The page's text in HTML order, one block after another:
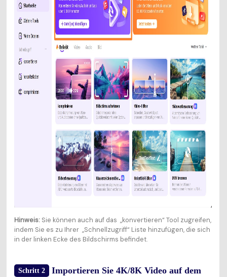
Hinweis:Sie können auch auf das „konvertieren“ Tool zugreifen,
indem Sie es zu Ihrer „Schnellzugriff“ Liste hinzufügen, die sich
in der linken Ecke des Bildschirms befindet.
Schritt 2
Importieren Sie 4K/8K Video auf dem